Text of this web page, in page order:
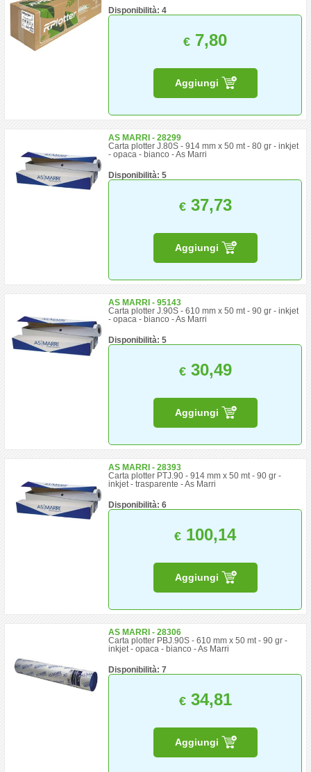
Disponibilità: 4
€ 7,80
Aggiungi
AS MARRI - 28299
Carta plotter J.80S - 914 mm x 50 mt - 80 gr - inkjet
- opaca - bianco - As Marri
Disponibilità: 5
€37,73
Aggiungi
AS MARRI - 95143
Carta plotter J.90S - 610 mm x 50 mt - 90 gr - inkjet
- opaca - bianco - As Marri
Disponibilità: 5
€30,49
Aggiungi
AS MARRI - 28393
Carta plotter PTJ.90 - 914 mm x 50 mt - 90 gr -
inkjet - trasparente - As Marri
Disponibilità: 6
€ 100,14
Aggiungi
AS MARRI - 28306
Carta plotter PBJ.90S - 610 mm x 50 mt - 90 gr -
inkjet - opaca - bianco - As Marri
Disponibilità: 7
€34,81
Aggiungi